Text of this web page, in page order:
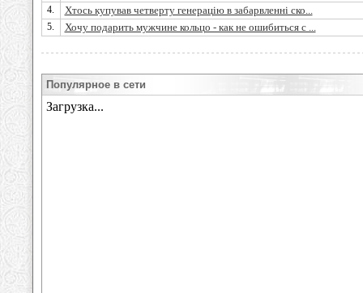
4. Хтось купував четверту генерацію в забарвленні ско...
5. Хочу подарить мужчине кольцо - как не ошибиться с ...
Популярное в сети